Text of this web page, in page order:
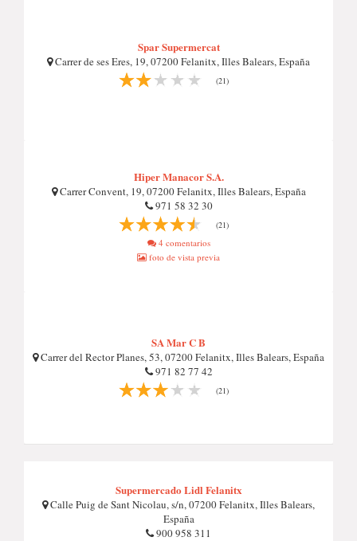
Spar Supermercat
Carrer de ses Eres, 19, 07200 Felanitx, Illes Balears, España
(21)
Hiper Manacor S.A.
Carrer Convent, 19, 07200 Felanitx, Illes Balears, España
971 58 32 30
(21)
4 comentarios
foto de vista previa
SA Mar C B
Carrer del Rector Planes, 53, 07200 Felanitx, Illes Balears, España
971 82 77 42
(21)
Supermercado Lidl Felanitx
Calle Puig de Sant Nicolau, s/n, 07200 Felanitx, Illes Balears,
España
900 958 311